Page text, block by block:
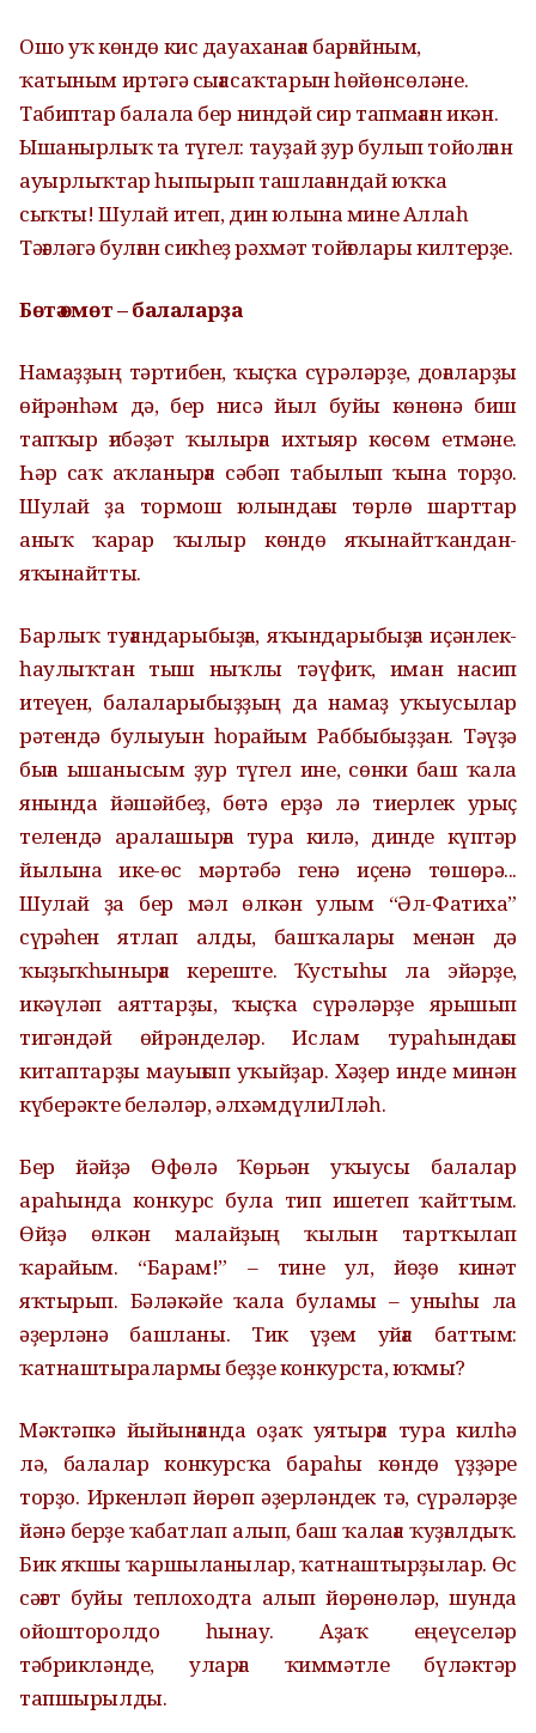
Ошо уҡ көндө кис дауаханаға барғайным,
ҡатыным иртәгә сығасаҡтарын һөйөнсөләне.
Табиптар балала бер ниндәй сир тапмаған икән.
Ышанырлыҡ та түгел: тауҙай ҙур булып тойолған
ауырлыҡтар һыпырып ташлағандай юҡҡа
сыҡты! Шулай итеп, дин юлына мине Аллаһ
Тәғәләгә булған сикһеҙ рәхмәт тойғолары килтерҙе.
Бөтә өмөт – балаларҙа
Намаҙҙың тәртибен, ҡыҫҡа сүрәләрҙе, доғаларҙы
өйрәнһәм дә, бер нисә йыл буйы көнөнә биш
тапҡыр ғибәҙәт ҡылырға ихтыяр көсөм етмәне.
Һәр саҡ аҡланырға сәбәп табылып ҡына торҙо.
Шулай ҙа тормош юлындағы төрлө шарттар
аныҡ ҡарар ҡылыр көндө яҡынайтҡандан-
яҡынайтты.
Барлыҡ туғандарыбыҙға, яҡындарыбыҙға иҫәнлек-
һаулыҡтан тыш ныҡлы тәүфиҡ, иман насип
итеүен, балаларыбыҙҙың да намаҙ уҡыусылар
рәтендә булыуын һорайым Раббыбыҙҙан. Тәүҙә
быға ышанысым ҙур түгел ине, сөнки баш ҡала
янында йәшәйбеҙ, бөтә ерҙә лә тиерлек урыҫ
телендә аралашырға тура килә, динде күптәр
йылына ике-өс мәртәбә генә иҫенә төшөрә...
Шулай ҙа бер мәл өлкән улым “Әл-Фатиха”
сүрәһен ятлап алды, башҡалары менән дә
ҡыҙыҡһынырға кереште. Ҡустыһы ла эйәрҙе,
икәүләп аяттарҙы, ҡыҫҡа сүрәләрҙе ярышып
тигәндәй өйрәнделәр. Ислам тураһындағы
китаптарҙы мауығып уҡыйҙар. Хәҙер инде минән
күберәкте беләләр, әлхәмдүлиЛләһ.
Бер йәйҙә Өфөлә Ҡөрьән уҡыусы балалар
араһында конкурс була тип ишетеп ҡайттым.
Өйҙә өлкән малайҙың ҡылын тартҡылап
ҡарайым. “Барам!” – тине ул, йөҙө кинәт
яҡтырып. Бәлә­кәйе ҡала буламы – уныһы ла
әҙер­ләнә башланы. Тик үҙем уйға баттым:
ҡатнаштыралармы беҙҙе конкурста, юҡмы?
Мәктәпкә йыйынғанда оҙаҡ уятырға тура килһә
лә, балалар конкурсҡа бараһы көндө үҙҙәре
торҙо. Иркенләп йөрөп әҙерләндек тә, сүрәләрҙе
йәнә берҙе ҡабатлап алып, баш ҡалаға ҡуҙғалдыҡ.
Бик яҡшы ҡаршыланылар, ҡатнаштырҙылар. Өс
сәғәт буйы теплоходта алып йөрөнөләр, шунда
ойошторолдо һынау. Аҙаҡ еңеүселәр
тәбрикләнде, уларға ҡиммәтле бүләктәр
тапшырылды.